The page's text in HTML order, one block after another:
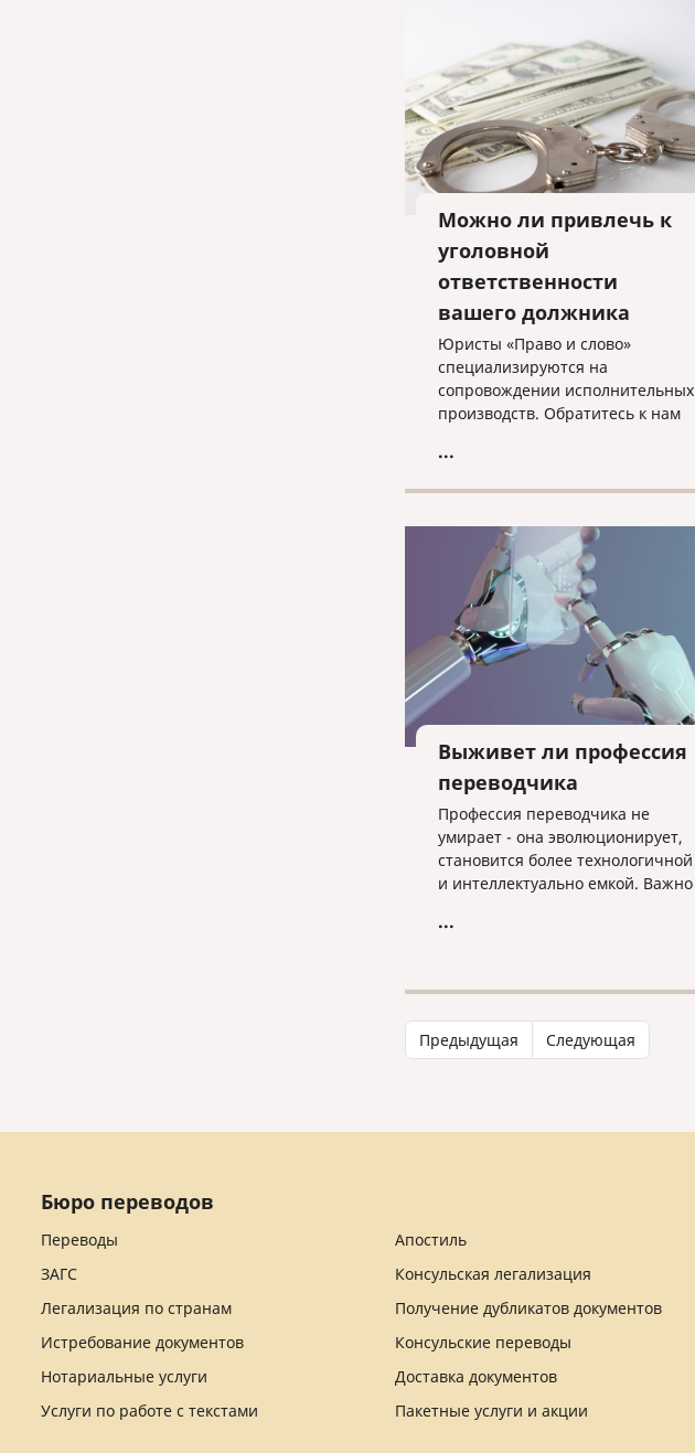
Можно ли привлечь к
уголовной
ответственности
вашего должника
Юристы «Право и слово»
специализируются на
сопровождении исполнительных
производств. Обратитесь к нам
ваше исполнительное
...
Выживет ли профессия
переводчика
Профессия переводчика не
умирает - она эволюционирует,
становится более технологичной
и интеллектуально емкой. Важно
изменениям.
...
Предыдущая Следующая
Бюро переводов
Переводы
Апостиль
ЗАГС
Консульская легализация
Легализация по странам
Получение дубликатов документов
Истребование документов
Консульские переводы
Нотариальные услуги
Доставка документов
Услуги по работе с текстами
Пакетные услуги и акции